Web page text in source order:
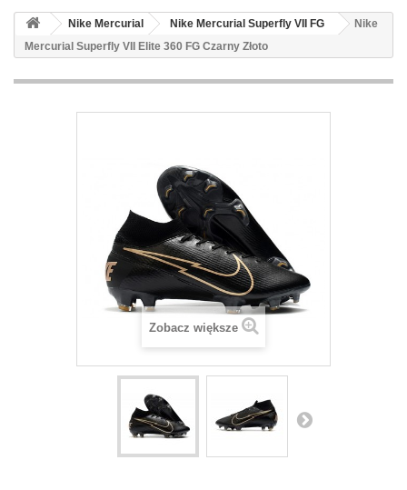
Nike Mercurial Nike Mercurial Superfly VII FG
Nike
Mercurial Superfly VII Elite 360 FG Czarny Złoto
Zobacz większe